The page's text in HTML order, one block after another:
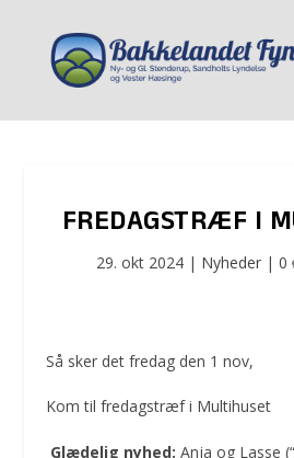
FREDAGSTRÆF I
29. okt 2024| Nyheder| 0
Så sker det fredag den 1 nov,
Kom til fredagstræf i Multihuset
Glædelig nyhed: Anja og Lasse